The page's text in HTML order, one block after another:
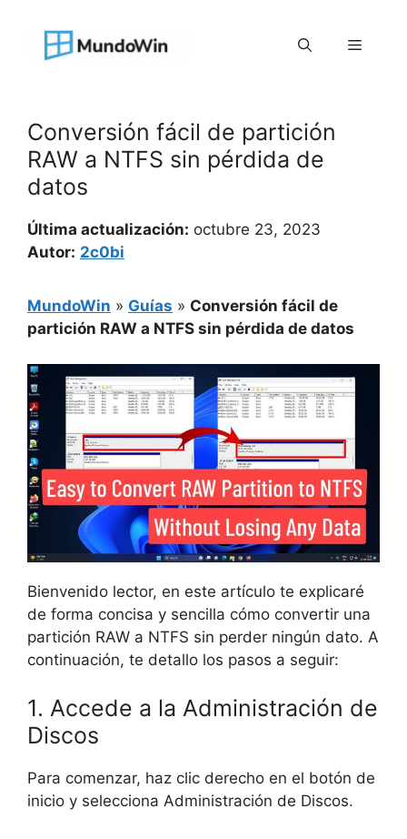
contenido
Menú
Conversión fácil de partición
RAW a NTFS sin pérdida de
datos
Última actualización: octubre 23, 2023
Autor: 2c0bi
MundoWin » Guías » Conversión fácil de
partición RAW a NTFS sin pérdida de datos
Bienvenido lector, en este artículo te explicaré
de forma concisa y sencilla cómo convertir una
partición RAW a NTFS sin perder ningún dato. A
continuación, te detallo los pasos a seguir:
1. Accede a la Administración de
Discos
Para comenzar, haz clic derecho en el botón de
inicio y selecciona Administración de Discos.